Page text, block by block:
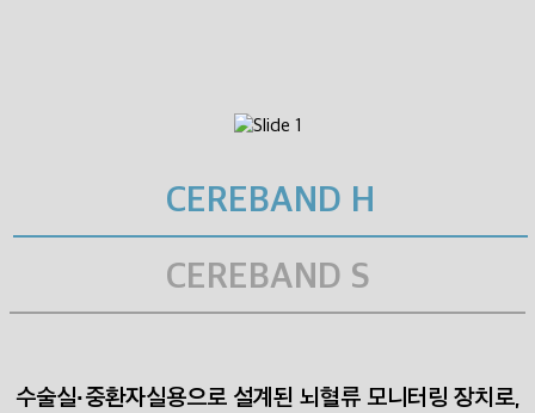
CEREBAND H
CEREBAND S
수술실·중환자실용으로 설계된 뇌혈류 모니터링 장치로,